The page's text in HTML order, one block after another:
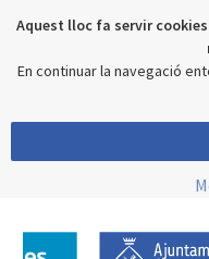
Aquest lloc fa servir
En continuar la navegació